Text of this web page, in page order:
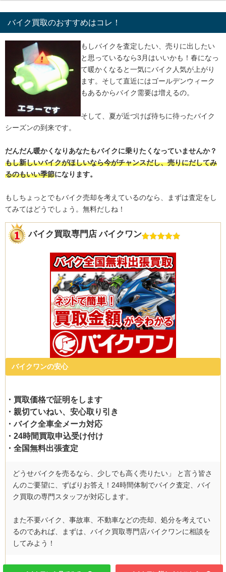
バイク買取のおすすめはコレ！
もしバイクを査定したい、売りに出したい
と思っているなら3月はいいかも！春になっ
て暖かくなると一気にバイク人気が上がり
ます。そして直近にはゴールデンウィーク
もあるからバイク需要は増えるの。
そして、夏が近づけば待ちに待ったバイク
シーズンの到来です。
だんだん暖かくなりあなたもバイクに乗りたくなっていませんか？
もし新しいバイクがほしいなら今がチャンスだし、売りにだしてみ
るのもいい季節になります。
もしちょっとでもバイク売却を考えているのなら、まずは査定をし
てみてはどうでしょう。無料だしね！
バイク買取専門店 バイクワン
バイクワンの安心
・買取価格で証明をします
・親切ていねい、安心取り引き
・バイク全車全メーカ対応
・24時間買取申込受け付け
・全国無料出張査定
どうせバイクを売るなら、少しでも高く売りたい」 と言う皆さ
んのご要望に、ずばりお答え！24時間体制でバイク査定、バイ
ク買取の専門スタッフが対応します。
また不要バイク、事故車、不動車などの売却、処分を考えてい
るのであれば、まずは、バイク買取専門店バイクワンに相談を
してみよう！